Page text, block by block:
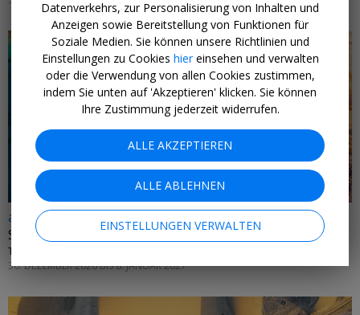
ab 1899 € p.P.
Silvester auf Teneriffa & Mein Schiff Relax
TIERRAMARE • ATLANTIK
30. DEZEMBER 2026 BIS 8. JANUAR 2027
Datenverkehrs, zur Personalisierung von Inhalten und
Anzeigen sowie Bereitstellung von Funktionen für
Soziale Medien. Sie können unsere Richtlinien und
Einstellungen zu Cookies hiereinsehen und verwalten
oder die Verwendung von allen Cookies zustimmen,
indem Sie unten auf 'Akzeptieren' klicken. Sie können
Ihre Zustimmung jederzeit widerrufen.
ALLE AKZEPTIEREN
ALLE ABLEHNEN
EINSTELLUNGEN VERWALTEN